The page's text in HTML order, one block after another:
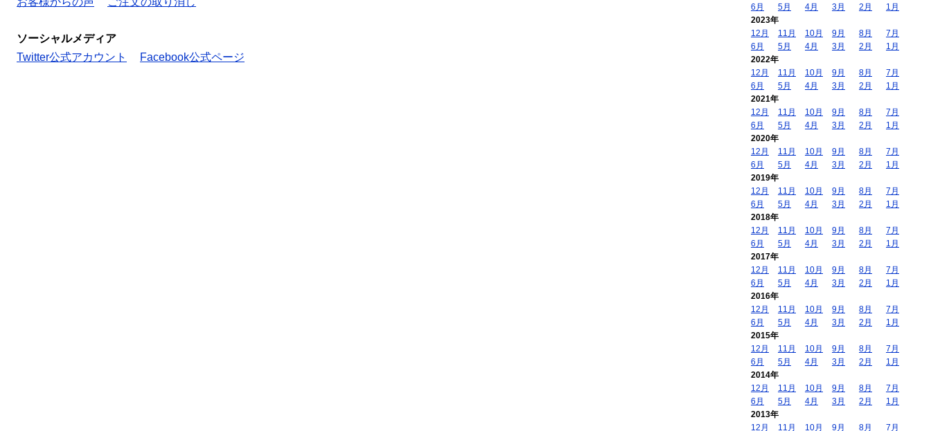
ソーシャルメディア
Twitter公式アカウント
Facebook公式ページ
6月
5月 4月 3月 2月
1月
2023年
12月
11月 10月 9月 8月
7月
6月
5月 4月 3月 2月
1月
2022年
12月
11月 10月 9月 8月
7月
6月
5月 4月 3月 2月
1月
2021年
12月
11月 10月 9月 8月
7月
6月
5月 4月 3月 2月
1月
2020年
12月
11月 10月 9月 8月
7月
6月
5月 4月 3月 2月
1月
2019年
12月
11月 10月 9月 8月
7月
6月
5月 4月 3月 2月
1月
2018年
12月
11月 10月 9月 8月
7月
6月
5月 4月 3月 2月
1月
2017年
12月
11月 10月 9月 8月
7月
6月
5月 4月 3月 2月
1月
2016年
12月
11月 10月 9月 8月
7月
6月
5月 4月 3月 2月
1月
2015年
12月
11月 10月 9月 8月
7月
6月
5月 4月 3月 2月
1月
2014年
12月
11月 10月 9月 8月
7月
6月
5月 4月 3月 2月
1月
2013年
12月
11月 10月 9月 8月 7月